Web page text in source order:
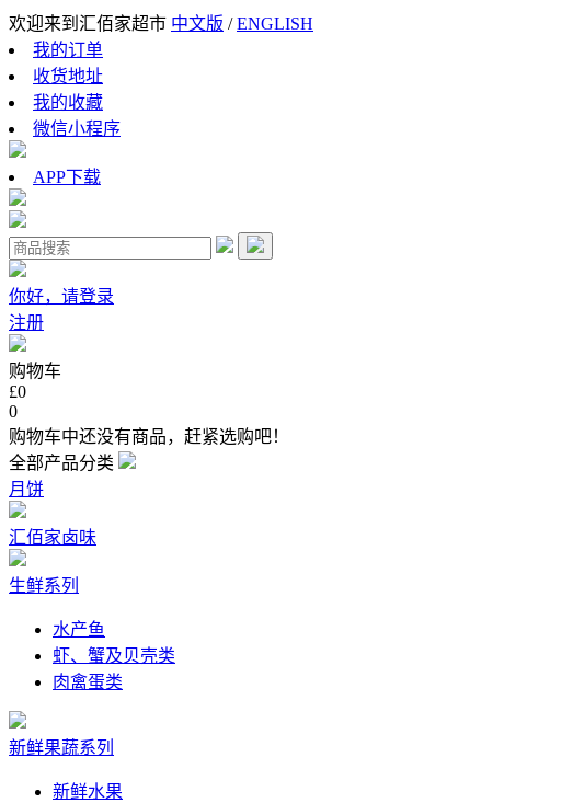
欢迎来到汇佰家超市 中文版 /ENGLISH
我的订单
收货地址
我的收藏
微信小程序
APP下载
你好，请登录
注册
购物车
£0
0
购物车中还没有商品，赶紧选购吧！
全部产品分类
月饼
汇佰家卤味
生鲜系列
水产鱼
虾、蟹及贝壳类
肉禽蛋类
新鲜果蔬系列
新鲜水果